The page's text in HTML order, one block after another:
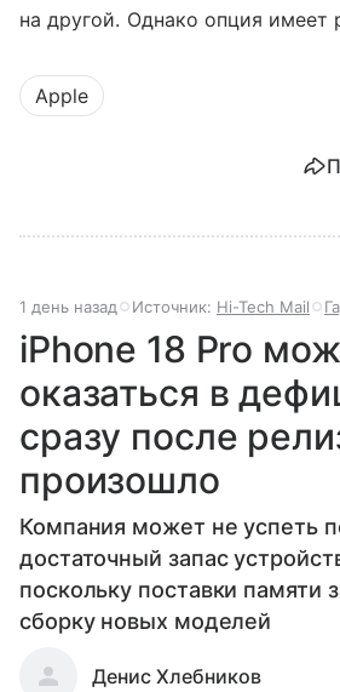
на другой. Однако опция имеет
Apple
1 день назад Источник: Hi-Tech Mail
iPhone 18 Pro
оказаться в
сразу после
произошло
Компания может не успеть
достаточный запас
поскольку поставки памяти
сборку новых моделей
Денис Хлебников